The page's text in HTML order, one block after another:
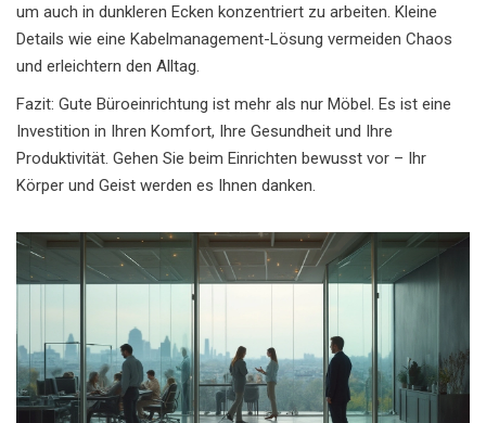
um auch in dunkleren Ecken konzentriert zu arbeiten. Kleine
Details wie eine Kabelmanagement-Lösung vermeiden Chaos
und erleichtern den Alltag.
Fazit: Gute Büroeinrichtung ist mehr als nur Möbel. Es ist eine
Investition in Ihren Komfort, Ihre Gesundheit und Ihre
Produktivität. Gehen Sie beim Einrichten bewusst vor – Ihr
Körper und Geist werden es Ihnen danken.